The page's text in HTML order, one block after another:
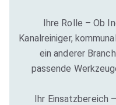
Ihre Rolle – Ob
Kanalreiniger,
ein anderer
passende
Ihr Einsatzbereich